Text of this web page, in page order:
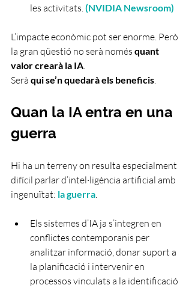
les activitats. (NVIDIA Newsroom)
L’impacte econòmic pot ser enorme. Però
la gran qüestió no serà només quant
valor crearà la IA
Serà qui se’n quedarà els beneficis
Quan la IA entra en una
guerra
Hi ha un terreny on resulta especialment
difícil parlar d’intel·ligència artificial amb
ingenuïtat: la guerra
Els sistemes d’IA ja s’integren en
conflictes contemporanis per
analitzar informació, donar suport a
la planificació i intervenir en
processos vinculats a la identificació